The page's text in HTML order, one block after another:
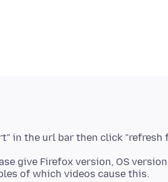
give Firefox version, OS